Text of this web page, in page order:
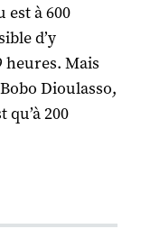
est à 600
d’y
heures. Mais
Dioulasso,
qu’à 200